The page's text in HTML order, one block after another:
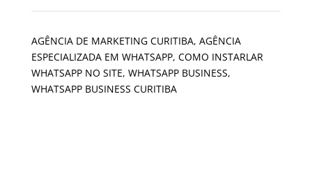
AGÊNCIA DE MARKETING CURITIBA, AGÊNCIA
ESPECIALIZADA EM WHATSAPP, COMO INSTARLAR
WHATSAPP NO SITE, WHATSAPP BUSINESS,
WHATSAPP BUSINESS CURITIBA